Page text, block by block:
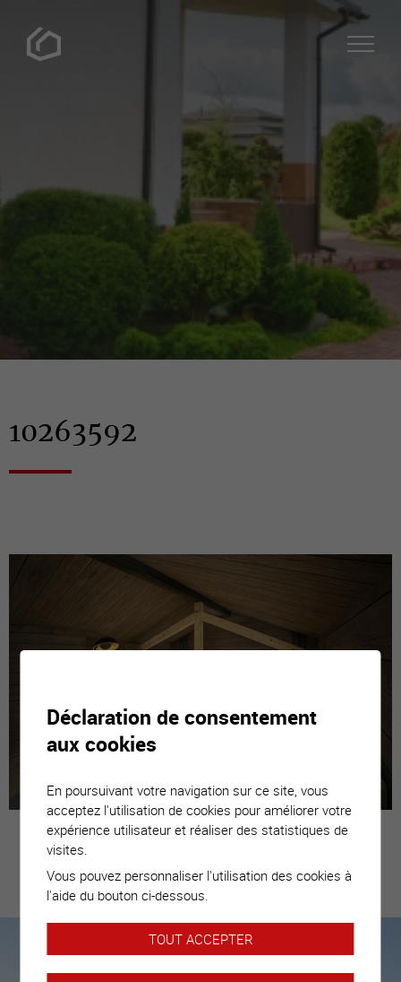
10263592
Estimez votre
bien
Déclaration de consentement
aux cookies
En poursuivant votre navigation sur ce site, vous
acceptez l'utilisation de cookies pour améliorer votre
expérience utilisateur et réaliser des statistiques de
visites.
Vous pouvez personnaliser l'utilisation des cookies à
l'aide du bouton ci-dessous.
TOUT ACCEPTER